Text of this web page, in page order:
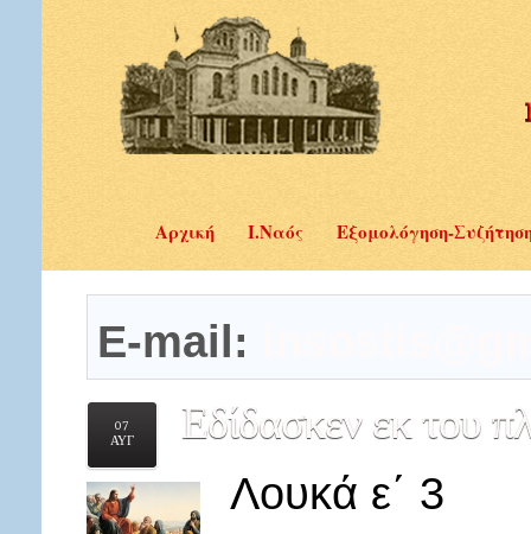
Αρχική Ι.Ναός Εξομολόγηση-
E-mail:
07
ΑΥΓ
Εδίδασκενεκ του
Λουκά ε΄ 3